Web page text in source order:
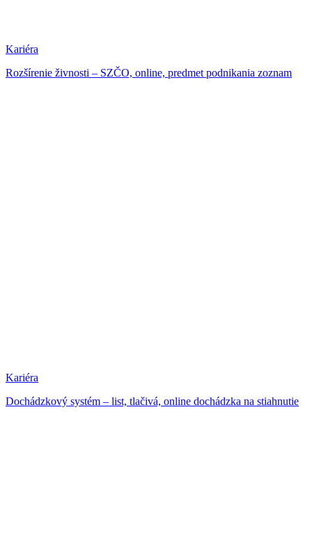
Kariéra
Rozšírenie živnosti – SZČO, online, predmet podnikania zoznam
Kariéra
Dochádzkový systém – list, tlačivá, online dochádzka na stiahnutie